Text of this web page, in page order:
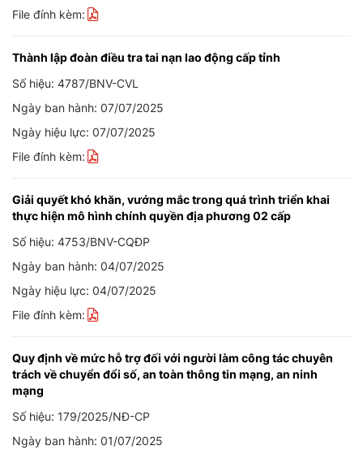
File đính kèm:
Thành lập đoàn điều tra tai nạn lao động cấp tỉnh
Số hiệu: 4787/BNV-CVL
Ngày ban hành: 07/07/2025
Ngày hiệu lực: 07/07/2025
File đính kèm:
Giải quyết khó khăn, vướng mắc trong quá trình triển khai
thực hiện mô hình chính quyền địa phương 02 cấp
Số hiệu: 4753/BNV-CQĐP
Ngày ban hành: 04/07/2025
Ngày hiệu lực: 04/07/2025
File đính kèm:
Quy định về mức hỗ trợ đối với người làm công tác chuyên
trách về chuyển đổi số, an toàn thông tin mạng, an ninh
mạng
Số hiệu: 179/2025/NĐ-CP
Ngày ban hành: 01/07/2025